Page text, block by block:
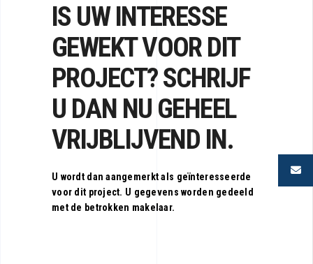
IS UW INTERESSE
GEWEKT VOOR DIT
PROJECT? SCHRIJF
U DAN NU GEHEEL
VRIJBLIJVEND IN.
U wordt dan aangemerkt als geïnteresseerde
voor dit project. U gegevens worden gedeeld
met de betrokken makelaar.